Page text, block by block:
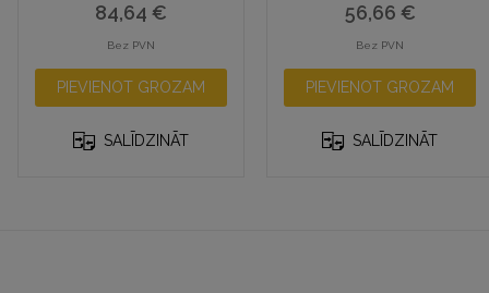
84,64 €
Bez PVN
PIEVIENOT GROZAM
SALĪDZINĀT
56,66 €
Bez PVN
PIEVIENOT GROZAM
SALĪDZINĀT